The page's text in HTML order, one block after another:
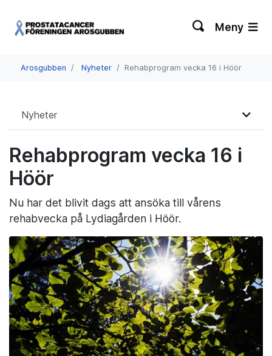
Meny
Arosgubben Nyheter Rehabprogram vecka 16 i Höör
Nyheter
Rehabprogram vecka 16 i
Höör
Nu har det blivit dags att ansöka till vårens
rehabvecka på Lydiagården i Höör.